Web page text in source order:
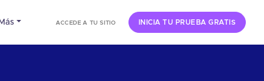
ACCEDE A TU SITIO INICIA TU PRUEBA GRATIS